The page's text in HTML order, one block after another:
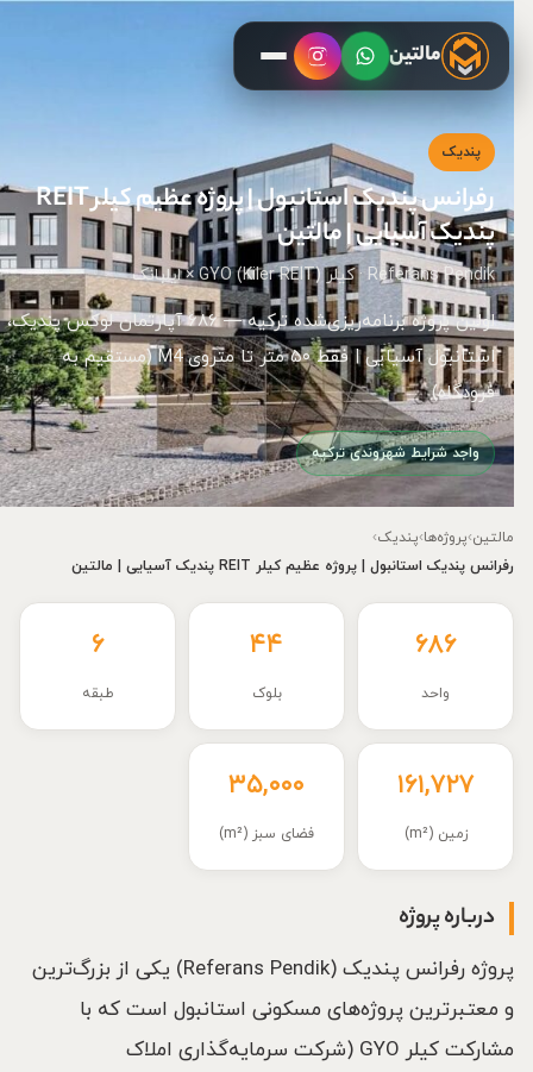
مالتین
پندیک
رفرانس پندیک استانبول | پروژه عظیم کیلر REIT
پندیک آسیایی | مالتین
Referans Pendik · کیلر GYO (Kiler REIT) × ایلبانک
اولین پروژه برنامه‌ریزی‌شده ترکیه — ۶۸۶ آپارتمان لوکس پندیک،
استانبول آسیایی | فقط ۵۰ متر تا متروی M4 (مستقیم به
فرودگاه)
واجد شرایط شهروندی ترکیه
مالتین›پروژه‌ها›پندیک›
رفرانس پندیک استانبول | پروژه عظیم کیلر REIT پندیک آسیایی | مالتین
۶۸۶
واحد
۴۴
بلوک
۶
طبقه
۱۶۱,۷۲۷
زمین (m²)
۳۵,۰۰۰
فضای سبز (m²)
درباره پروژه
پروژه رفرانس پندیک (Referans Pendik) یکی از بزرگ‌ترین
و معتبرترین پروژه‌های مسکونی استانبول است که با
مشارکت کیلر GYO (شرکت سرمایه‌گذاری املاک